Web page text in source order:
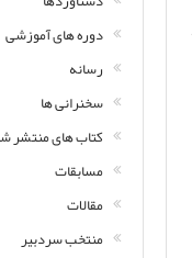
دوره های آموزشی
رسانه
سخنرانی ها
کتاب های منتشر
مسابقات
مقالات
منتخب سردبیر